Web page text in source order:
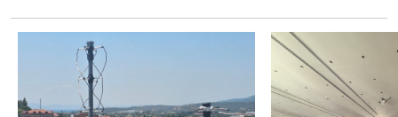
παράταση της προθεσμίας υποβολής εκδήλωσης
ενδιαφέροντος για την φοίτηση σε Προγράμματα Σπουδών,
Τμημάτων του Πανεπιστημίου μας στο Παράρτημα Κύπρου
για το ακαδημαϊκό έτος 2026-2027, έως τη Δευτέρα 31
Αυγούστου 2026. […]